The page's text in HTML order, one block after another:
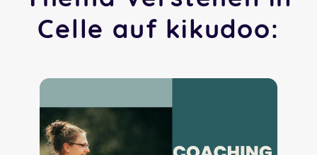
Celle auf kikudoo: